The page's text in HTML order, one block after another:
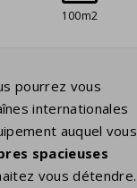
100m2
pourrez vous
internationales
auquel vous
spacieuses
vous détendre